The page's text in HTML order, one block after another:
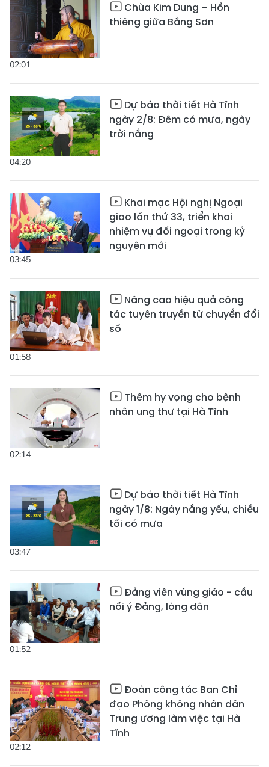
02:01
Chùa Kim Dung – Hồn
thiêng giữa Bằng Sơn
04:20
Dự báo thời tiết Hà Tĩnh
ngày 2/8: Đêm có mưa, ngày
trời nắng
03:45
Khai mạc Hội nghị Ngoại
giao lần thứ 33, triển khai
nhiệm vụ đối ngoại trong kỷ
nguyên mới
01:58
Nâng cao hiệu quả công
tác tuyên truyền từ chuyển đổi
số
02:14
Thêm hy vọng cho bệnh
nhân ung thư tại Hà Tĩnh
03:47
Dự báo thời tiết Hà Tĩnh
ngày 1/8: Ngày nắng yếu, chiều
tối có mưa
01:52
Đảng viên vùng giáo - cầu
nối ý Đảng, lòng dân
02:12
Đoàn công tác Ban Chỉ
đạo Phòng không nhân dân
Trung ương làm việc tại Hà
Tĩnh